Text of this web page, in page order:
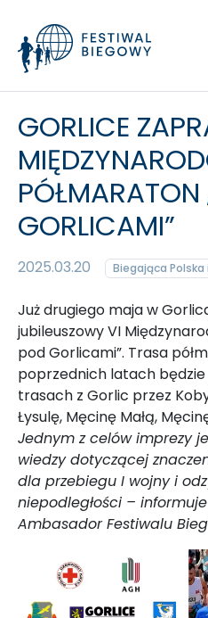
GORLICE
GORLICAMI”
2025.03.20 Biegająca Polska
Już drugiego maja w
jubileuszowy VI
pod Gorlicami”. Trasa
poprzednich latach będzie
trasach z Gorlic przez
Łysulę, Męcinę Małą,
Jednym z celów imprezy
wiedzy dotyczącej
dla przebiegu I wojny i
niepodległości –
Ambasador Festiwalu